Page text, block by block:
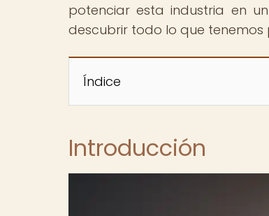
potenciar esta industria en
descubrir todo lo que
Índice
Introducción